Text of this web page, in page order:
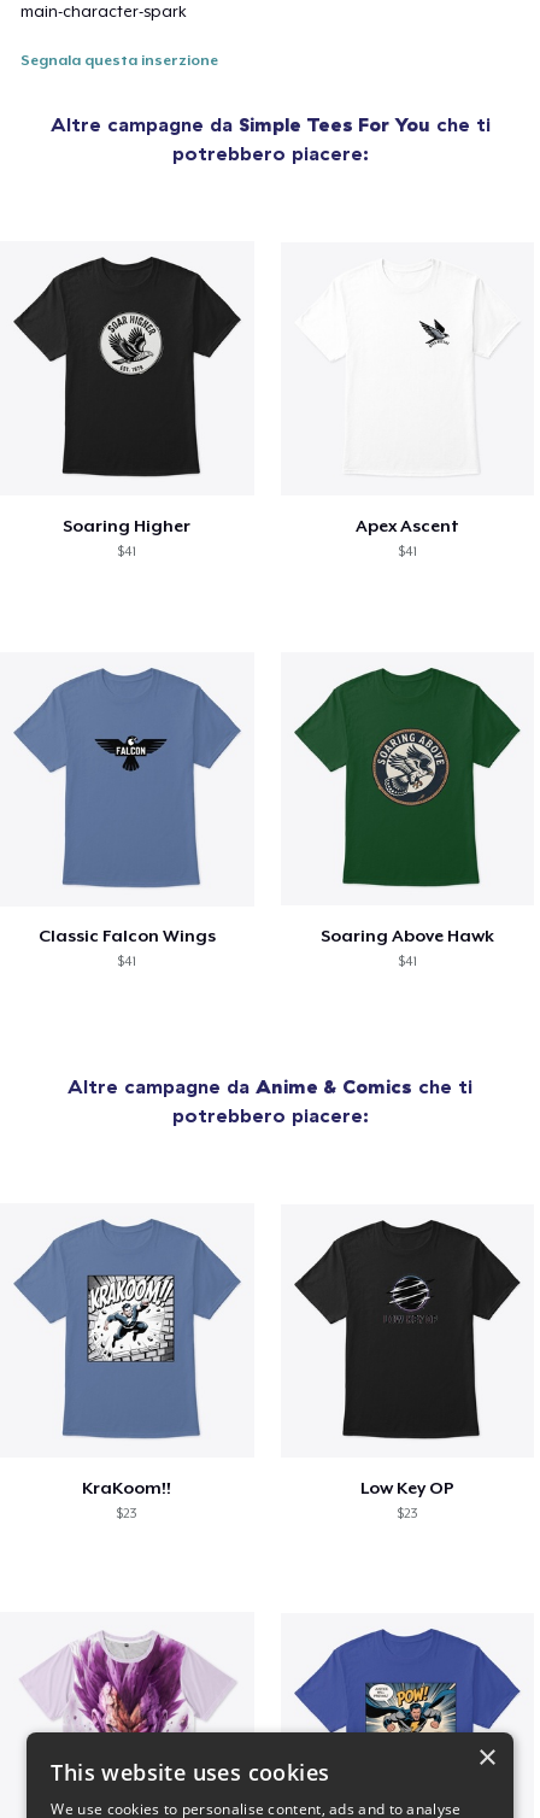
main-character-spark
Segnala questa inserzione
Altre campagne da Simple Tees For You che ti
potrebbero piacere:
Soaring Higher
$41
Apex Ascent
$41
Classic Falcon Wings
$41
Soaring Above Hawk
$41
Altre campagne da Anime & Comics che ti
potrebbero piacere:
KraKoom!!
$23
Low Key OP
$23
×
This website uses cookies
We use cookies to personalise content, ads and to analyse